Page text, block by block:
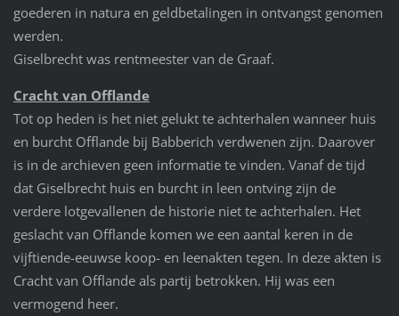
goederen in natura en geldbetalingen in ontvangst genomen
werden.
Giselbrecht was rentmeester van de Graaf.
Cracht van Offlande
Tot op heden is het niet gelukt te achterhalen wanneer huis
en burcht Offlande bij Babberich verdwenen zijn. Daarover
is in de archieven geen informatie te vinden. Vanaf de tijd
dat Giselbrecht huis en burcht in leen ontving zijn de
verdere lotgevallenen de historie niet te achterhalen. Het
geslacht van Offlande komen we een aantal keren in de
vijftiende-eeuwse koop- en leenakten tegen. In deze akten is
Cracht van Offlande als partij betrokken. Hij was een
vermogend heer.